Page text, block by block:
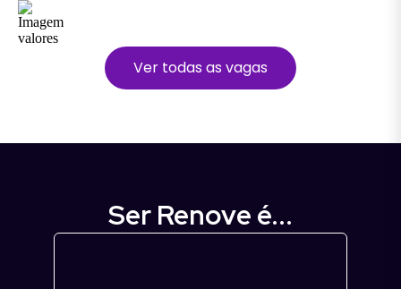
Ver todas as vagas
Ser Renove é...